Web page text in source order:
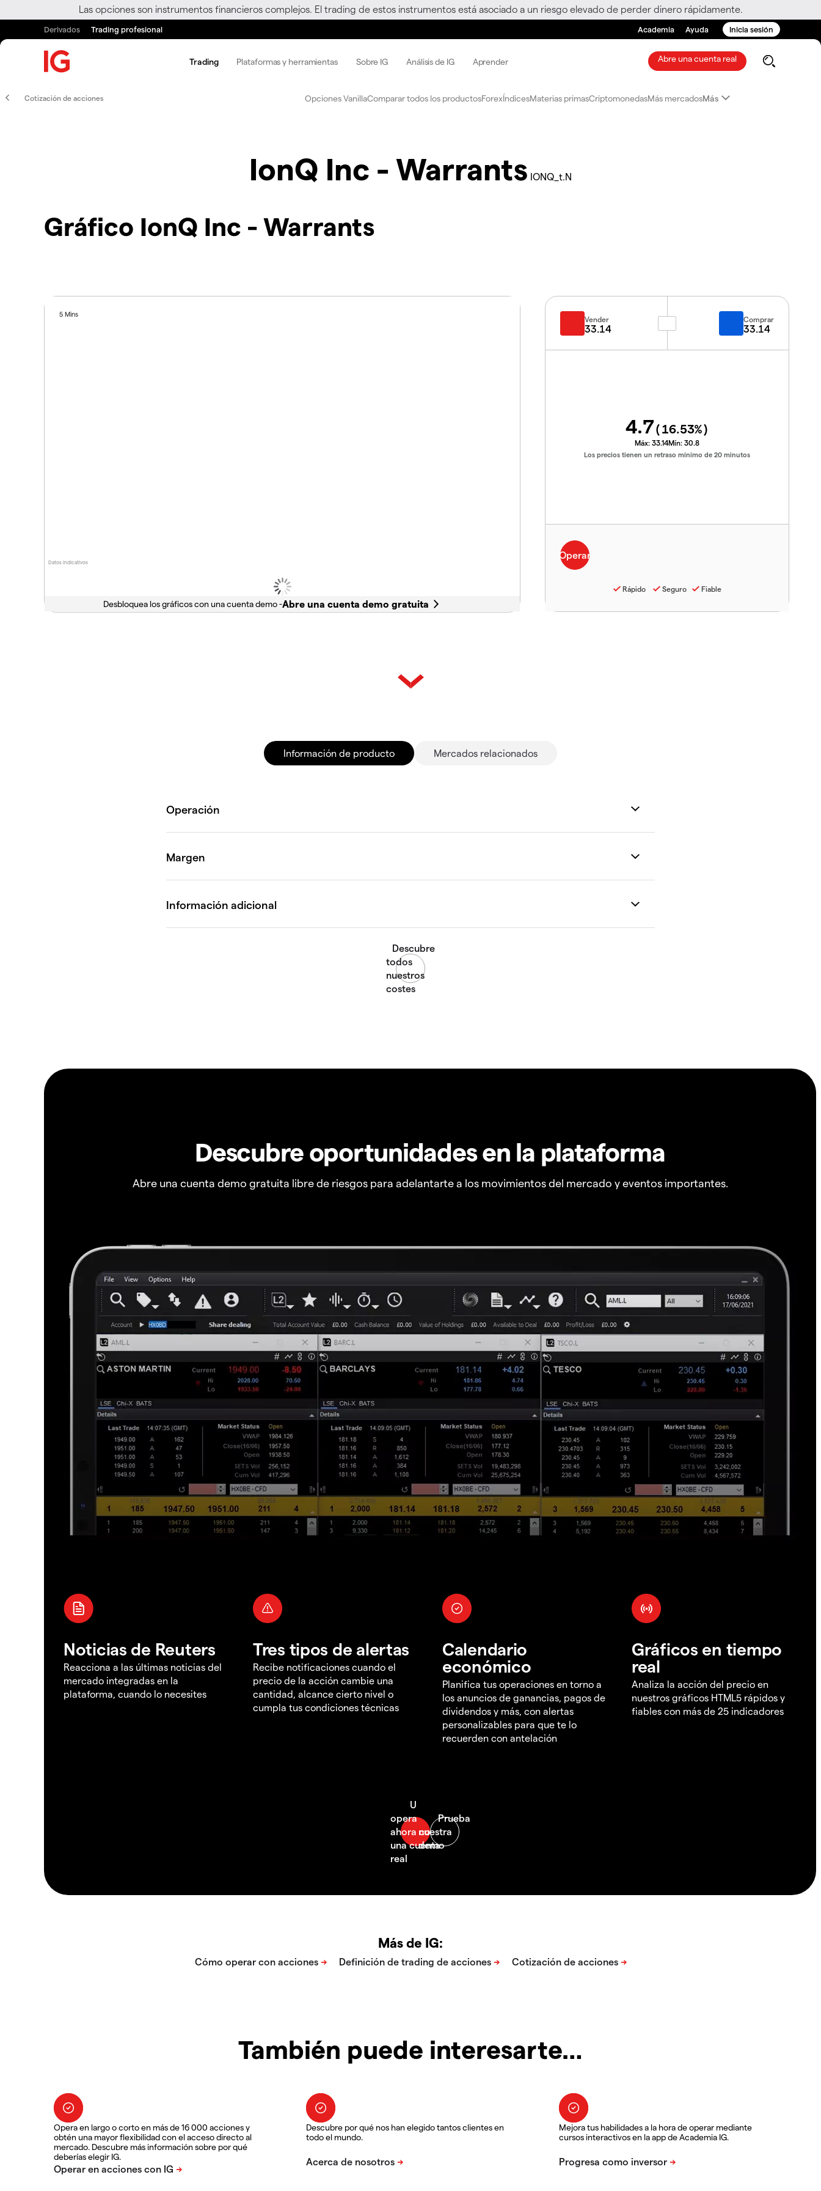
Las opciones son instrumentos financieros complejos. El trading de estos instrumentos está asociado a un riesgo elevado de perder dinero rápidamente.
Derivados Trading profesional Academia Ayuda Inicia sesión
Trading Plataformas y herramientas Sobre IG Análisis de IG Aprender Abre una cuenta real
Cotización de acciones Opciones VanillaComparar todos los productosForexÍndicesMaterias primasCriptomonedasMás mercadosMás
IonQ Inc - Warrants IONQ_t.N
Gráfico IonQ Inc - Warrants
Datos indicativos
5 Mins
Desbloquea los gráficos con una cuenta demo -
Vender
33.14
Comprar
33.14
4.7(16.53%)
Máx: 33.14Mín: 30.8
Los precios tienen un retraso mínimo de 20 minutos
Rápido Seguro Fiable
Información de producto Mercados relacionados
Descubre oportunidades en la plataforma
Abre una cuenta demo gratuita libre de riesgos para adelantarte a los movimientos del mercado y eventos importantes.
Noticias de Reuters
Reacciona a las últimas noticias del
mercado integradas en la
plataforma, cuando lo necesites
Tres tipos de alertas
Recibe notificaciones cuando el
precio de la acción cambie una
cantidad, alcance cierto nivel o
cumpla tus condiciones técnicas
Calendario
económico
Planifica tus operaciones en torno a
los anuncios de ganancias, pagos de
dividendos y más, con alertas
personalizables para que te lo
recuerden con antelación
Gráficos en tiempo
real
Analiza la acción del precio en
nuestros gráficos HTML5 rápidos y
fiables con más de 25 indicadores
Más de IG:
También puede interesarte…
Opera en largo o corto en más de 16 000 acciones y
obtén una mayor flexibilidad con el acceso directo al
mercado. Descubre más información sobre por qué
deberías elegir IG.
Descubre por qué nos han elegido tantos clientes en
todo el mundo.
Mejora tus habilidades a la hora de operar mediante
cursos interactivos en la app de Academia IG.